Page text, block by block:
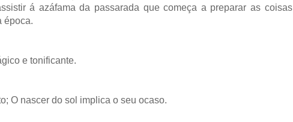
á azáfama da passarada que começa a preparar as coisas
época.
e tonificante.
O nascer do sol implica o seu ocaso.